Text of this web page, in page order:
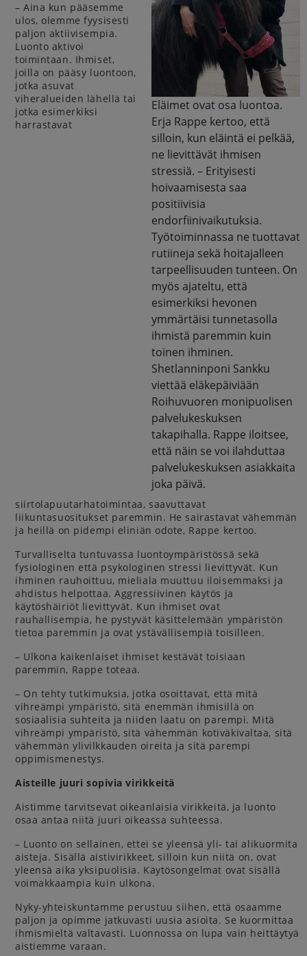
Eläimet ovat osa luontoa.
Erja Rappe kertoo, että
silloin, kun eläintä ei pelkää,
ne lievittävät ihmisen
stressiä. – Erityisesti
hoivaamisesta saa
positiivisia
endorfiinivaikutuksia.
Työtoiminnassa ne tuottavat
rutiineja sekä hoitajalleen
tarpeellisuuden tunteen. On
myös ajateltu, että
esimerkiksi hevonen
ymmärtäisi tunnetasolla
ihmistä paremmin kuin
toinen ihminen.
Shetlanninponi Sankku
viettää eläkepäiviään
Roihuvuoren monipuolisen
palvelukeskuksen
takapihalla. Rappe iloitsee,
että näin se voi ilahduttaa
palvelukeskuksen asiakkaita
joka päivä.
– Aina kun pääsemme
ulos, olemme fyysisesti
paljon aktiivisempia.
Luonto aktivoi
toimintaan. Ihmiset,
joilla on pääsy luontoon,
jotka asuvat
viheralueiden lähellä tai
jotka esimerkiksi
harrastavat
siirtolapuutarhatoimintaa, saavuttavat
liikuntasuositukset paremmin. He sairastavat vähemmän
ja heillä on pidempi eliniän odote, Rappe kertoo.
Turvalliselta tuntuvassa luontoympäristössä sekä
fysiologinen että psykologinen stressi lievittyvät. Kun
ihminen rauhoittuu, mieliala muuttuu iloisemmaksi ja
ahdistus helpottaa. Aggressiivinen käytös ja
käytöshäiriöt lievittyvät. Kun ihmiset ovat
rauhallisempia, he pystyvät käsittelemään ympäristön
tietoa paremmin ja ovat ystävällisempiä toisilleen.
– Ulkona kaikenlaiset ihmiset kestävät toisiaan
paremmin, Rappe toteaa.
– On tehty tutkimuksia, jotka osoittavat, että mitä
vihreämpi ympäristö, sitä enemmän ihmisillä on
sosiaalisia suhteita ja niiden laatu on parempi. Mitä
vihreämpi ympäristö, sitä vähemmän kotiväkivaltaa, sitä
vähemmän ylivilkkauden oireita ja sitä parempi
oppimismenestys.
Aisteille juuri sopivia virikkeitä
Aistimme tarvitsevat oikeanlaisia virikkeitä, ja luonto
osaa antaa niitä juuri oikeassa suhteessa.
– Luonto on sellainen, ettei se yleensä yli- tai alikuormita
aisteja. Sisällä aistivirikkeet, silloin kun niitä on, ovat
yleensä aika yksipuolisia. Käytösongelmat ovat sisällä
voimakkaampia kuin ulkona.
Nyky-yhteiskuntamme perustuu siihen, että osaamme
paljon ja opimme jatkuvasti uusia asioita. Se kuormittaa
ihmismieltä valtavasti. Luonnossa on lupa vain heittäytyä
aistiemme varaan.